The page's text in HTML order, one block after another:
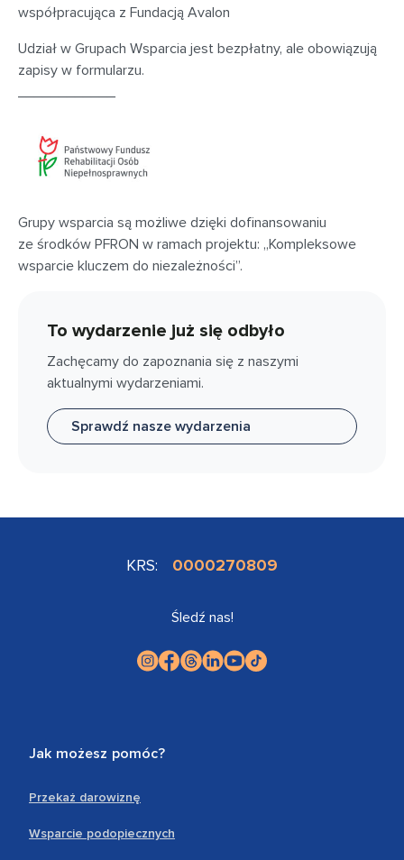
współpracująca z Fundacją Avalon
Udział w Grupach Wsparcia jest bezpłatny, ale obowiązują
zapisy w formularzu.
____________
Grupy wsparcia są możliwe dzięki dofinansowaniu
ze środków PFRON w ramach projektu: „Kompleksowe
wsparcie kluczem do niezależności”.
To wydarzenie już się odbyło
Zachęcamy do zapoznania się z naszymi
aktualnymi wydarzeniami.
Sprawdź nasze wydarzenia
KRS: 0000270809
Śledź nas!
Jak możesz pomóc?
Przekaż darowiznę
Wsparcie podopiecznych